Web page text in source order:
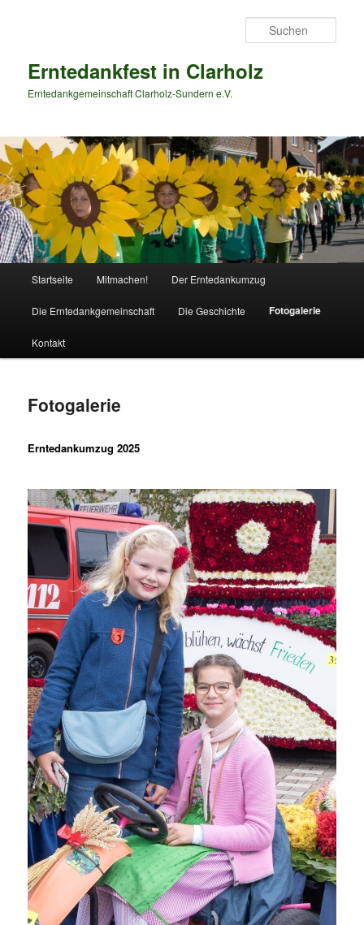
Erntedankfest in Clarholz
Erntedankgemeinschaft Clarholz-Sundern e.V.
Startseite Mitmachen! Der Erntedankumzug
Die Erntedankgemeinschaft Die Geschichte Fotogalerie
Kontakt
Fotogalerie
Erntedankumzug 2025